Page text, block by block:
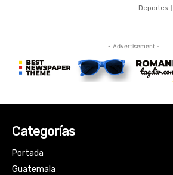
Categorías
Portada
Guatemala